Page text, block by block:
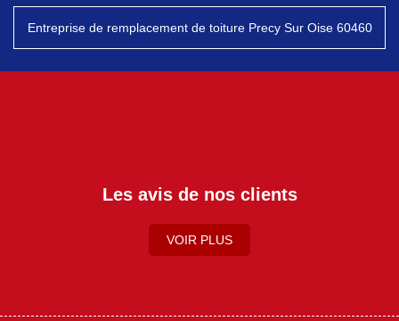
Entreprise de remplacement de toiture Precy Sur Oise 60460
Les avis de nos clients
VOIR PLUS